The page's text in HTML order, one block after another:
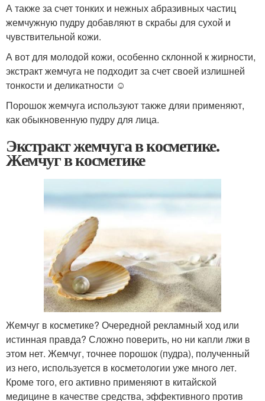
А также за счет тонких и нежных абразивных частиц
жемчужную пудру добавляют в скрабы для сухой и
чувствительной кожи.
А вот для молодой кожи, особенно склонной к жирности,
экстракт жемчуга не подходит за счет своей излишней
тонкости и деликатности ☺
Порошок жемчуга используют также дляи применяют,
как обыкновенную пудру для лица.
Экстракт жемчуга в косметике.
Жемчуг в косметике
Жемчуг в косметике? Очередной рекламный ход или
истинная правда? Сложно поверить, но ни капли лжи в
этом нет. Жемчуг, точнее порошок (пудра), полученный
из него, используется в косметологии уже много лет.
Кроме того, его активно применяют в китайской
медицине в качестве средства, эффективного против